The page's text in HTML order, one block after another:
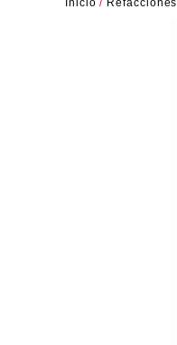
Inicio / Refacciones